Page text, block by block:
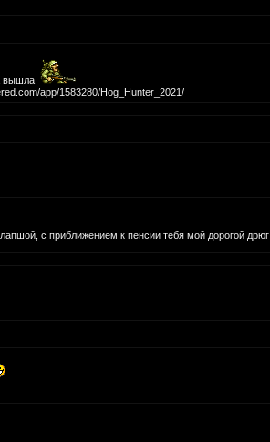
вышла
app/1583280/Hog_Hunter_2021/
с приближением к пенсии тебя мой дорогой дрюг